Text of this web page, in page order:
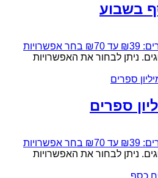
⁦₪70⁩
בחר אפשרויות
ניתן לבחור את האפשרויות
ספרים
⁦₪70⁩
בחר אפשרויות
ניתן לבחור את האפשרויות